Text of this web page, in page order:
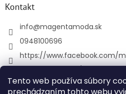
Tento web používa súbory
Kontakt
info@magentamoda.sk
0948100696
https://www.facebook.com/
+421948100696